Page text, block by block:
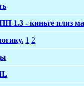
1.3 - киньте плиз
1 2